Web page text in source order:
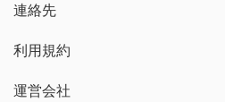
連絡先
利用規約
運営会社